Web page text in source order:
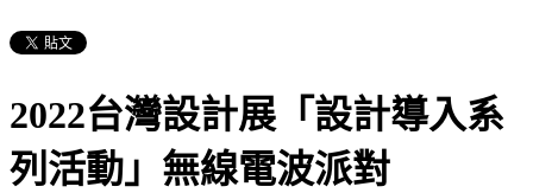
2022台灣設計展「設計導入系
列活動」無線電波派對